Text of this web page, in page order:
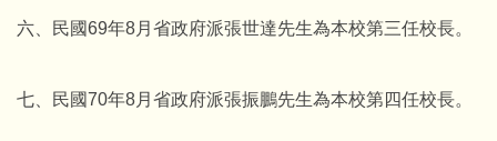
六、民國69年8月省政府派張世達先生為本校第三任校長。
七、民國70年8月省政府派張振鵬先生為本校第四任校長。